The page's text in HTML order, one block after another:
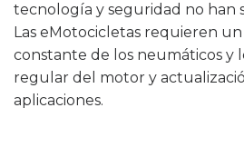
tecnología y seguridad no han
Las eMotocicletas requieren
constante de los neumáticos y
regular del motor y
aplicaciones.